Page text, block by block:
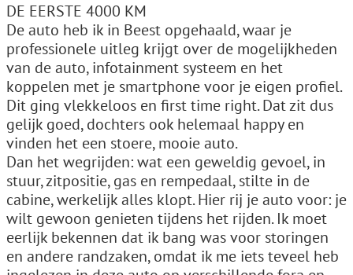
DE EERSTE 4000 KM
De auto heb ik in Beest opgehaald, waar je
professionele uitleg krijgt over de mogelijkheden
van de auto, infotainment systeem en het
koppelen met je smartphone voor je eigen profiel.
Dit ging vlekkeloos en first time right. Dat zit dus
gelijk goed, dochters ook helemaal happy en
vinden het een stoere, mooie auto.
Dan het wegrijden: wat een geweldig gevoel, in
stuur, zitpositie, gas en rempedaal, stilte in de
cabine, werkelijk alles klopt. Hier rij je auto voor: je
wilt gewoon genieten tijdens het rijden. Ik moet
eerlijk bekennen dat ik bang was voor storingen
en andere randzaken, omdat ik me iets teveel heb